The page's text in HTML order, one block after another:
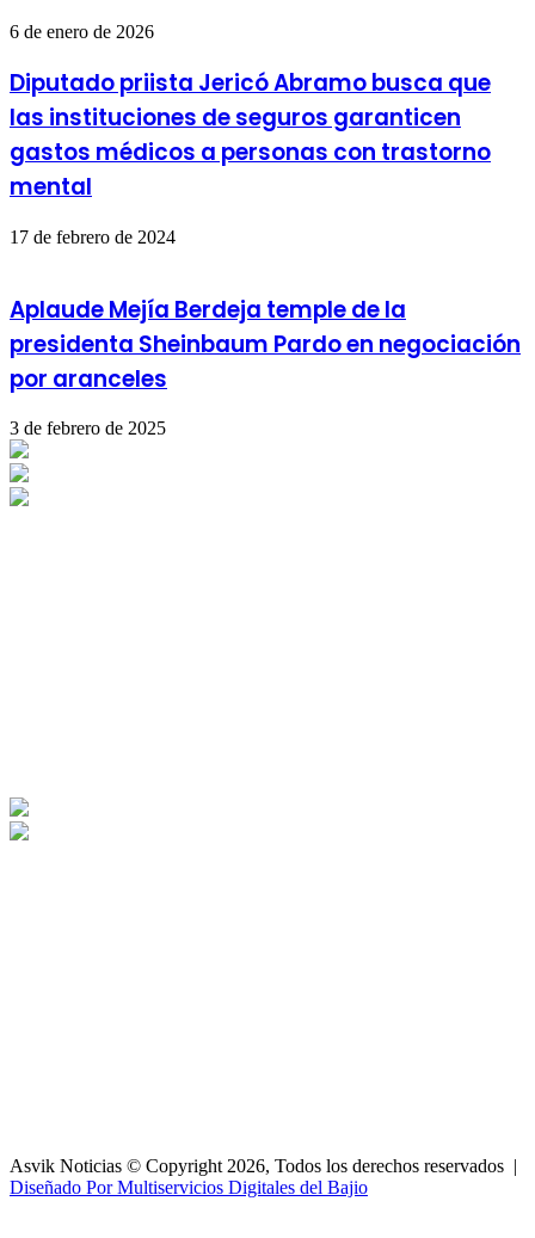
6 de enero de 2026
Diputado priista Jericó Abramo busca que
las instituciones de seguros garanticen
gastos médicos a personas con trastorno
mental
17 de febrero de 2024
Aplaude Mejía Berdeja temple de la
presidenta Sheinbaum Pardo en negociación
por aranceles
3 de febrero de 2025
Asvik Noticias © Copyright 2026, Todos los derechos reservados |
Diseñado Por Multiservicios Digitales del Bajio